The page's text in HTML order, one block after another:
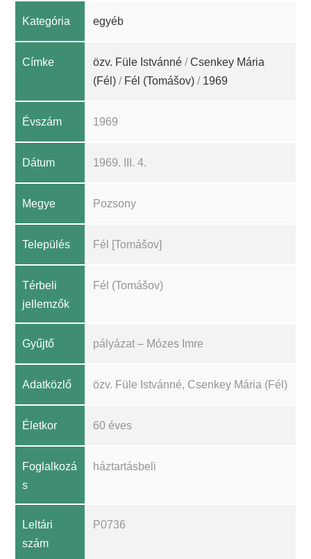
Kategória egyéb
Címke özv. Füle Istvánné /Csenkey Mária
(Fél) / Fél (Tomášov) / 1969
Évszám 1969
Dátum 1969. III. 4.
Megye Pozsony
Település Fél [Tomášov]
Térbeli
jellemzők
Fél (Tomášov)
Gyűjtő pályázat – Mózes Imre
Adatközlő özv. Füle Istvánné, Csenkey Mária (Fél)
Életkor 60 éves
Foglalkozá
s
háztartásbeli
Leltári
szám
P0736